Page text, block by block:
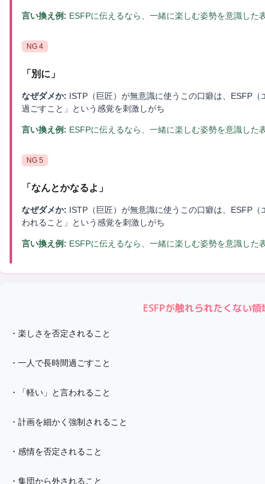
言い換え例: ESFPに伝えるなら、一緒に楽しむ姿勢を意識した
NG 4
「 別に 」
なぜダメか: ISTP（巨匠）が無意識に使うこの口癖は、ESFP
過ごすこと」という感覚を刺激しがち
言い換え例: ESFPに伝えるなら、一緒に楽しむ姿勢を意識した
NG 5
「 なんとかなるよ 」
なぜダメか: ISTP（巨匠）が無意識に使うこの口癖は、ESFP
われること」という感覚を刺激しがち
言い換え例: ESFPに伝えるなら、一緒に楽しむ姿勢を意識した
ESFPが触れられたくない領
・ 楽しさを否定されること
・ 一人で長時間過ごすこと
・ 「軽い」と言われること
・ 計画を細かく強制されること
・ 感情を否定されること
・ 集団から外されること